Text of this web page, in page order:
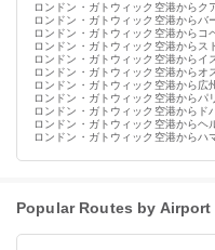
ロンドン・ガトウィック空港からク
ロンドン・ガトウィック空港からバ
ロンドン・ガトウィック空港からコ
ロンドン・ガトウィック空港からス
ロンドン・ガトウィック空港からイ
ロンドン・ガトウィック空港からオ
ロンドン・ガトウィック空港から広
ロンドン・ガトウィック空港からパ
ロンドン・ガトウィック空港からド
ロンドン・ガトウィック空港からヘ
ロンドン・ガトウィック空港からハ
Popular Routes by Airport